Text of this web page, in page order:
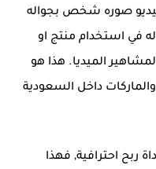
صوره شخص بجواله
في استخدام منتج او
الميديا. هذا هو
داخل السعودية
ربح احترافية, فهذا